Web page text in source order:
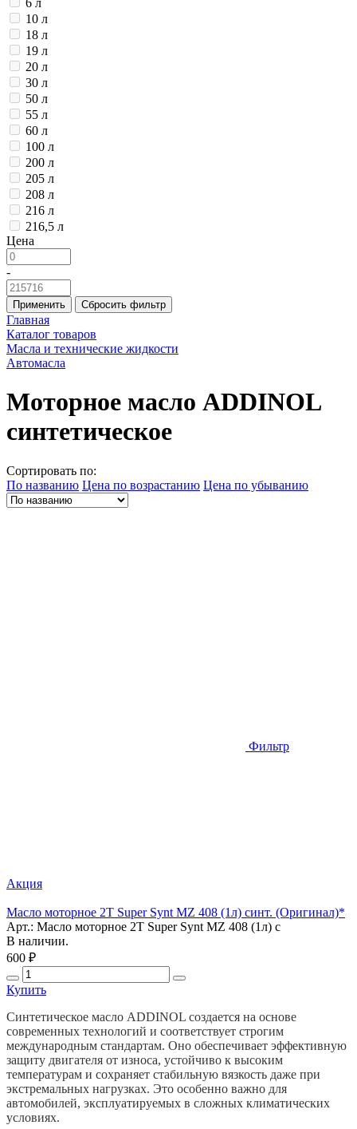
6 л
10 л
18 л
19 л
20 л
30 л
50 л
55 л
60 л
100 л
200 л
205 л
208 л
216 л
216,5 л
Цена
-
Применить Сбросить фильтр
Главная
Каталог товаров
Масла и технические жидкости
Автомасла
Моторное масло ADDINOL
синтетическое
Сортировать по:
По названию Цена по возрастанию Цена по убыванию
Фильтр
Акция
Масло моторное 2T Super Synt MZ 408 (1л) синт. (Оригинал)*
Арт.: Масло моторное 2T Super Synt MZ 408 (1л) с
В наличии.
600 ₽
Купить
Синтетическое масло ADDINOL создается на основе
современных технологий и соответствует строгим
международным стандартам. Оно обеспечивает эффективную
защиту двигателя от износа, устойчиво к высоким
температурам и сохраняет стабильную вязкость даже при
экстремальных нагрузках. Это особенно важно для
автомобилей, эксплуатируемых в сложных климатических
условиях.